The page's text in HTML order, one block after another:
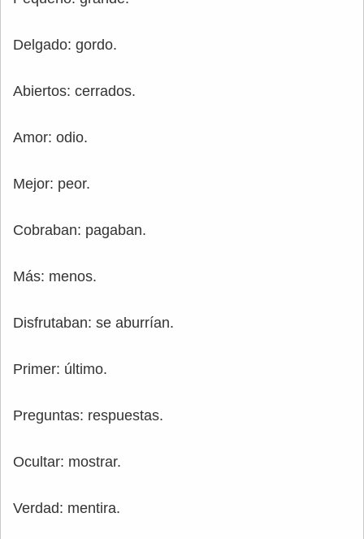
Delgado: gordo.
Abiertos: cerrados.
Amor: odio.
Mejor: peor.
Cobraban: pagaban.
Más: menos.
Disfrutaban: se aburrían.
Primer: último.
Preguntas: respuestas.
Ocultar: mostrar.
Verdad: mentira.